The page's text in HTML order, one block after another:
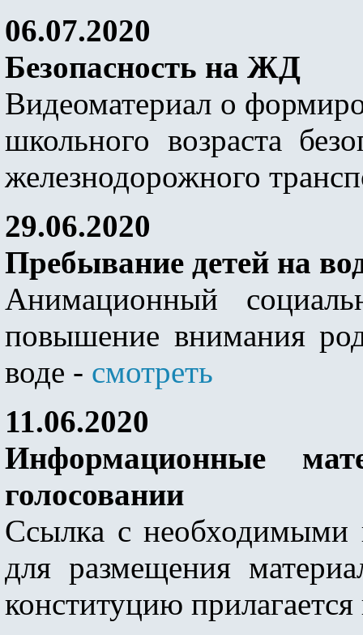
06.07.2020
Безопасность на ЖД
Видеоматериал о
школьного возраста
железнодорожного
29.06.2020
Пребывание детей на
Анимационный
повышение внимания
воде - смотреть
11.06.2020
Информационные
голосовании
Ссылка с необходимыми
для размещения
конституцию